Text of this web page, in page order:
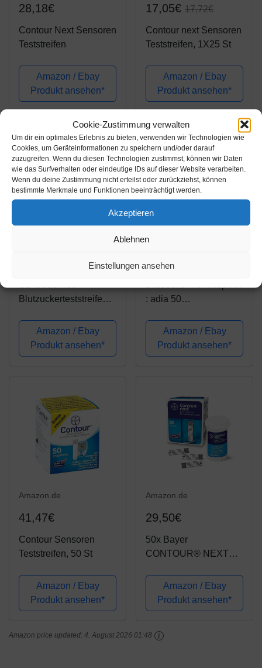
Cookie-Zustimmung verwalten
Um dir ein optimales Erlebnis zu bieten, verwenden wir Technologien wie
Cookies, um Geräteinformationen zu speichern und/oder darauf
zuzugreifen. Wenn du diesen Technologien zustimmst, können wir Daten
wie das Surfverhalten oder eindeutige IDs auf dieser Website verarbeiten.
Wenn du deine Zustimmung nicht erteilst oder zurückziehst, können
bestimmte Merkmale und Funktionen beeinträchtigt werden.
Akzeptieren
Ablehnen
Einstellungen ansehen
28,18€
Contour Next Sensoren
Teststreifen
Amazon / Ebay
Produkt ansehen*
17,05€ 17,72€
Contour next Sensoren
Teststreifen, 1X25 St
Amazon / Ebay
Produkt ansehen*
Blutzuckerteststreifen
Sparpackung zur
Diabetes-Messung bei
Blutzucker (Zucker-
Amazon / Ebay
Produkt ansehen*
Amazon.de
19,90€
: adia 50
100 Blutlanzetten
(Universal-Lanzetten)
zur Blutzuckermessung
Amazon / Ebay
Produkt ansehen*
Amazon.de
41,47€
Contour Sensoren
Teststreifen, 50 St
Amazon / Ebay
Produkt ansehen*
Amazon.de
29,50€
50x Bayer
CONTOUR® NEXT
Blutzuckerteststreifen
Blutzucker Teststreifen
Amazon / Ebay
Produkt ansehen*
Amazon price updated: 4. August 2026 01:48